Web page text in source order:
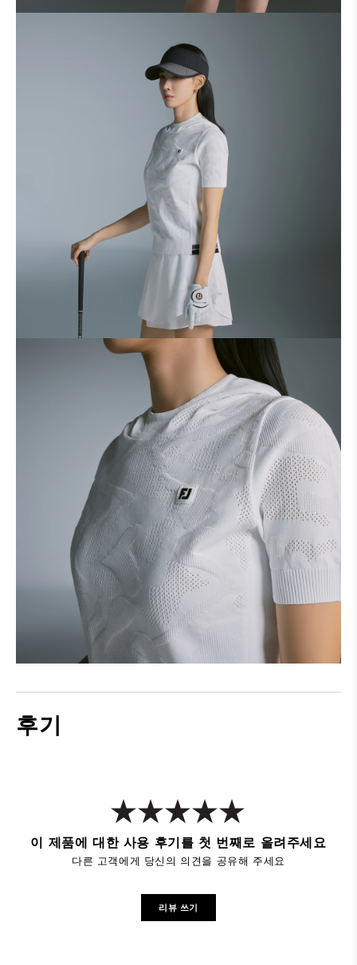
후기
이 제품에 대한 사용 후기를 첫 번째로 올려주세요
다른 고객에게 당신의 의견을 공유해 주세요
리뷰 쓰기